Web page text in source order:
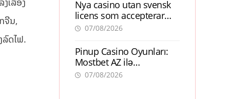
ຈີນ,
ລົດໄຟ.
ເຕີບໂຕ
Nya casino utan svensk
licens som accepterar
Swish: En jämförelse
07/08/2026
Pinup Casino Oyunları:
Mostbet AZ ilə
Müqayisədə Nə Təqdim
07/08/2026